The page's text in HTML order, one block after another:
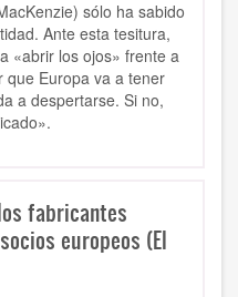
sólo ha sabido
Ante esta tesitura,
«abrir los ojos» frente a
que Europa va a tener
a despertarse. Si no,
fabricantes
europeos (El